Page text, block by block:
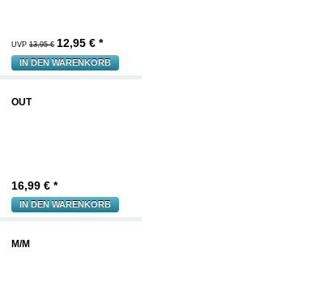
UVP 13,95 € 12,95 € *
IN DEN WARENKORB
OUT
16,99 € *
IN DEN WARENKORB
M/M